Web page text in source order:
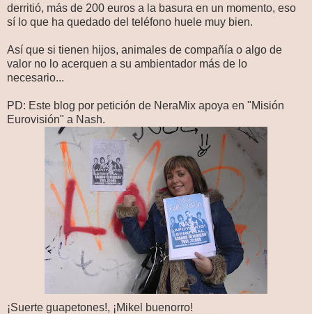
derritió, más de 200 euros a la basura en un momento, eso
sí lo que ha quedado del teléfono huele muy bien.
Así que si tienen hijos, animales de compañía o algo de
valor no lo acerquen a su ambientador más de lo
necesario...
PD: Este blog por petición de NeraMix apoya en "Misión
Eurovisión" a Nash.
¡Suerte guapetones!, ¡Mikel buenorro!